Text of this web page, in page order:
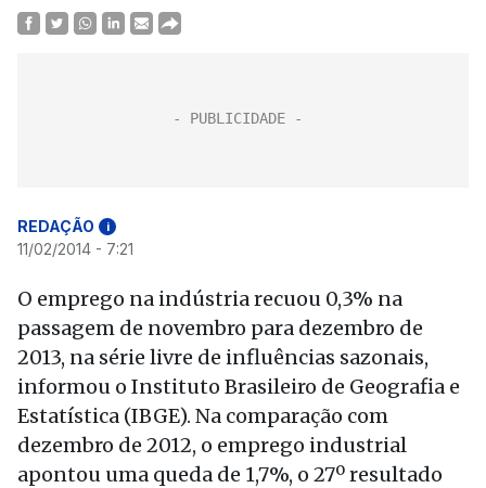
REDAÇÃO i
11/02/2014 - 7:21
O emprego na indústria recuou 0,3% na
passagem de novembro para dezembro de
2013, na série livre de influências sazonais,
informou o Instituto Brasileiro de Geografia e
Estatística (IBGE). Na comparação com
dezembro de 2012, o emprego industrial
apontou uma queda de 1,7%, o 27º resultado